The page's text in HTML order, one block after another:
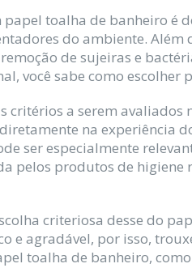
papel toalha de banheiro é
do ambiente. Além
de sujeiras e
você sabe como
critérios a serem avaliados
na experiência
ser especialmente
pelos produtos de higiene
criteriosa desse do
e agradável, por isso,
toalha de banheiro, como